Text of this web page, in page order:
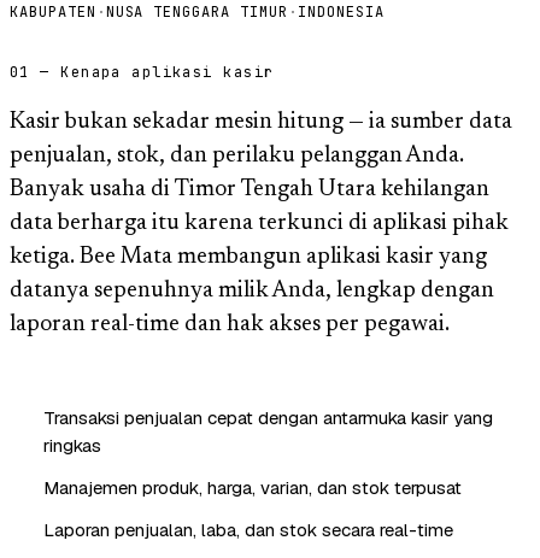
KABUPATEN ·NUSA TENGGARA TIMUR · INDONESIA
01 — Kenapa aplikasi kasir
Kasir bukan sekadar mesin hitung — ia sumber data
penjualan, stok, dan perilaku pelanggan Anda.
Banyak usaha di Timor Tengah Utara kehilangan
data berharga itu karena terkunci di aplikasi pihak
ketiga. Bee Mata membangun aplikasi kasir yang
datanya sepenuhnya milik Anda, lengkap dengan
laporan real-time dan hak akses per pegawai.
Transaksi penjualan cepat dengan antarmuka kasir yang
ringkas
Manajemen produk, harga, varian, dan stok terpusat
Laporan penjualan, laba, dan stok secara real-time